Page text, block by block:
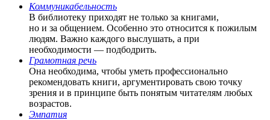
Коммуникабельность
В библиотеку приходят не только за книгами,
но и за общением. Особенно это относится к пожилым
людям. Важно каждого выслушать, а при
необходимости — подбодрить.
Грамотная речь
Она необходима, чтобы уметь профессионально
рекомендовать книги, аргументировать свою точку
зрения и в принципе быть понятым читателям любых
возрастов.
Эмпатия